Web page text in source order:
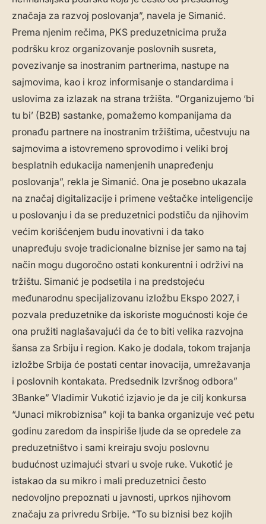
značaja za razvoj poslovanja”, navela je Simanić.
Prema njenim rečima, PKS preduzetnicima pruža
podršku kroz organizovanje poslovnih susreta,
povezivanje sa inostranim partnerima, nastupe na
sajmovima, kao i kroz informisanje o standardima i
uslovima za izlazak na strana tržišta. “Organizujemo ‘bi
tu bi’ (B2B) sastanke, pomažemo kompanijama da
pronađu partnere na inostranim tržištima, učestvuju na
sajmovima a istovremeno sprovodimo i veliki broj
besplatnih edukacija namenjenih unapređenju
poslovanja”, rekla je Simanić. Ona je posebno ukazala
na značaj digitalizacije i primene veštačke inteligencije
u poslovanju i da se preduzetnici podstiču da njihovim
većim korišćenjem budu inovativni i da tako
unapređuju svoje tradicionalne biznise jer samo na taj
način mogu dugoročno ostati konkurentni i održivi na
tržištu. Simanić je podsetila i na predstojeću
međunarodnu specijalizovanu izložbu Ekspo 2027, i
pozvala preduzetnike da iskoriste mogućnosti koje će
ona pružiti naglašavajući da će to biti velika razvojna
šansa za Srbiju i region. Kako je dodala, tokom trajanja
izložbe Srbija će postati centar inovacija, umrežavanja
i poslovnih kontakata. Predsednik Izvršnog odbora”
3Banke” Vladimir Vukotić izjavio je da je cilj konkursa
“Junaci mikrobiznisa” koji ta banka organizuje već petu
godinu zaredom da inspiriše ljude da se opredele za
preduzetništvo i sami kreiraju svoju poslovnu
budućnost uzimajući stvari u svoje ruke. Vukotić je
istakao da su mikro i mali preduzetnici često
nedovoljno prepoznati u javnosti, uprkos njihovom
značaju za privredu Srbije. “To su biznisi bez kojih